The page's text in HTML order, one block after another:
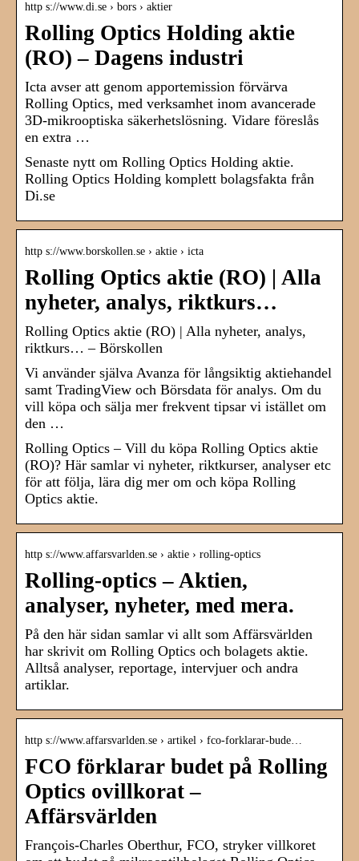
http s://www.di.se › bors › aktier
Rolling Optics Holding aktie
(RO) – Dagens industri
Icta avser att genom apportemission förvärva
Rolling Optics, med verksamhet inom avancerade
3D-mikrooptiska säkerhetslösning. Vidare föreslås
en extra …
Senaste nytt om Rolling Optics Holding aktie.
Rolling Optics Holding komplett bolagsfakta från
Di.se
http s://www.borskollen.se › aktie › icta
Rolling Optics aktie (RO) | Alla
nyheter, analys, riktkurs…
Rolling Optics aktie (RO) | Alla nyheter, analys,
riktkurs… – Börskollen
Vi använder själva Avanza för långsiktig aktiehandel
samt TradingView och Börsdata för analys. Om du
vill köpa och sälja mer frekvent tipsar vi istället om
den …
Rolling Optics – Vill du köpa Rolling Optics aktie
(RO)? Här samlar vi nyheter, riktkurser, analyser etc
för att följa, lära dig mer om och köpa Rolling
Optics aktie.
http s://www.affarsvarlden.se › aktie › rolling-optics
Rolling-optics – Aktien,
analyser, nyheter, med mera.
På den här sidan samlar vi allt som Affärsvärlden
har skrivit om Rolling Optics och bolagets aktie.
Alltså analyser, reportage, intervjuer och andra
artiklar.
http s://www.affarsvarlden.se › artikel › fco-forklarar-bude…
FCO förklarar budet på Rolling
Optics ovillkorat –
Affärsvärlden
François-Charles Oberthur, FCO, stryker villkoret